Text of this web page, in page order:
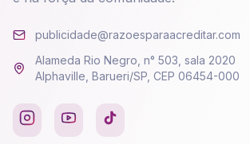
publicidade@razoesparaacreditar.com
Alameda Rio Negro, n° 503, sala 2020
Alphaville, Barueri/SP, CEP 06454-000